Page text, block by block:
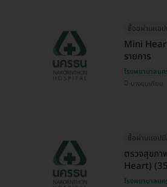
ซื้ออผ่านเเอ
Mini
รายการ
โรงพยาบาลน
บางขุนเทียน
ซื้อผ่านเเอป
ตรวจสุขภา
Heart)
โรงพยาบาลน